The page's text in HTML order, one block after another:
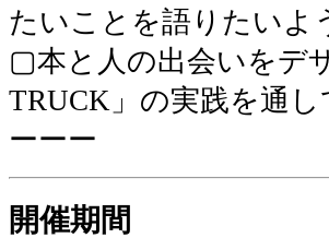
たいことを語りたい
▢本と人の出会いをデ
TRUCK」の実践を通
ーーー
開催期間